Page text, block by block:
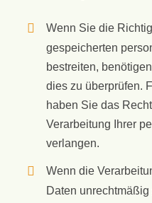
Wenn Sie die
gespeicherten
bestreiten,
dies zu überprüfen.
haben Sie das
Verarbeitung Ihrer
verlangen.
Wenn die
Daten